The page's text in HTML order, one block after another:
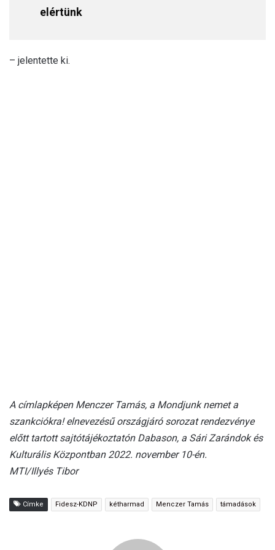
elértünk
– jelentette ki.
A címlapképen Menczer Tamás, a Mondjunk nemet a
szankciókra! elnevezésű országjáró sorozat rendezvénye
előtt tartott sajtótájékoztatón Dabason, a Sári Zarándok és
Kulturális Központban 2022. november 10-én.
MTI/Illyés Tibor
Címke Fidesz-KDNP kétharmad Menczer Tamás támadások